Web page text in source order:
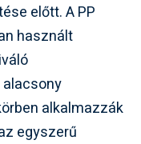
előtt. A PP
használt
alkalmazzák
egyszerű